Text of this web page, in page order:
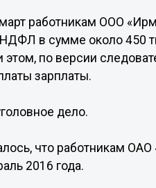
работникам ООО
в сумме около 450
этом, по версии
зарплаты.
дело.
что работникам ОАО
2016 года.